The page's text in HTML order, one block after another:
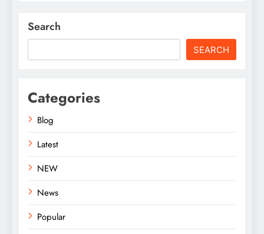
Search
SEARCH
Categories
Blog
Latest
NEW
News
Popular